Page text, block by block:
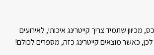
מכיוון שתמיד צריך קייטרינג איכותי, לאירועים
לכן, כאשר מוצאים קייטרינג כזה, מספרים לכולם!